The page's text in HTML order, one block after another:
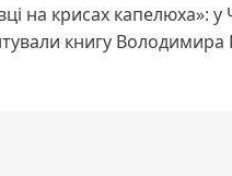
на крисах капелюха»: у
книгу